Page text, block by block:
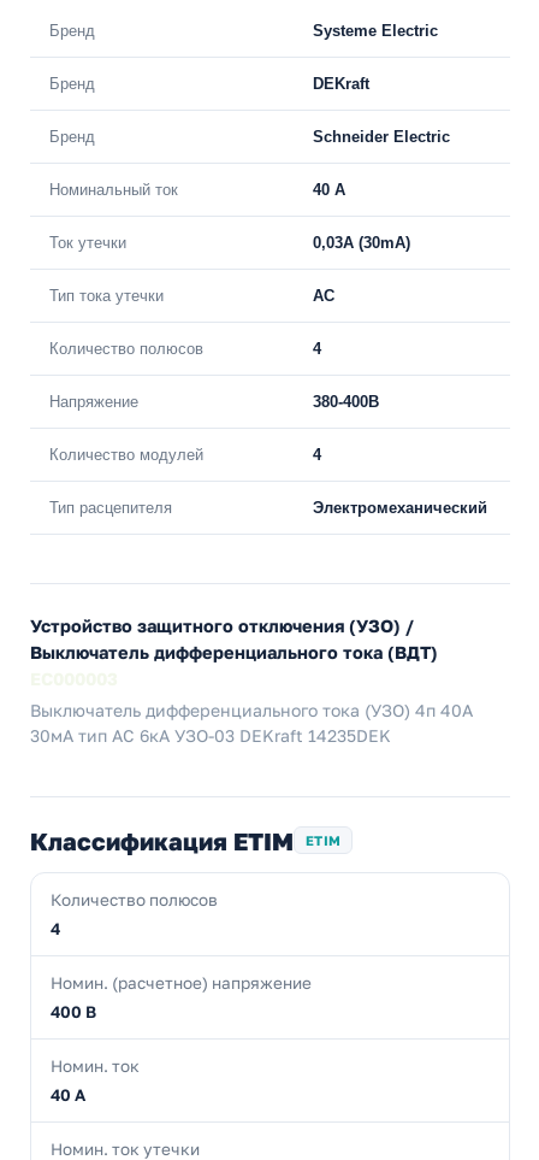
Бренд Systeme Electric
Бренд DEKraft
Бренд Schneider Electric
Номинальный ток 40 A
Ток утечки 0,03A (30mA)
Тип тока утечки AC
Количество полюсов 4
Напряжение 380-400В
Количество модулей 4
Тип расцепителя Электромеханический
Устройство защитного отключения (УЗО) /
Выключатель дифференциального тока (ВДТ)
Выключатель дифференциального тока (УЗО) 4п 40А
30мА тип AC 6кА УЗО-03 DEKraft 14235DEK
Классификация ETIM ETIM
Количество полюсов
4
Номин. (расчетное) напряжение
400 В
Номин. ток
40 А
Номин. ток утечки